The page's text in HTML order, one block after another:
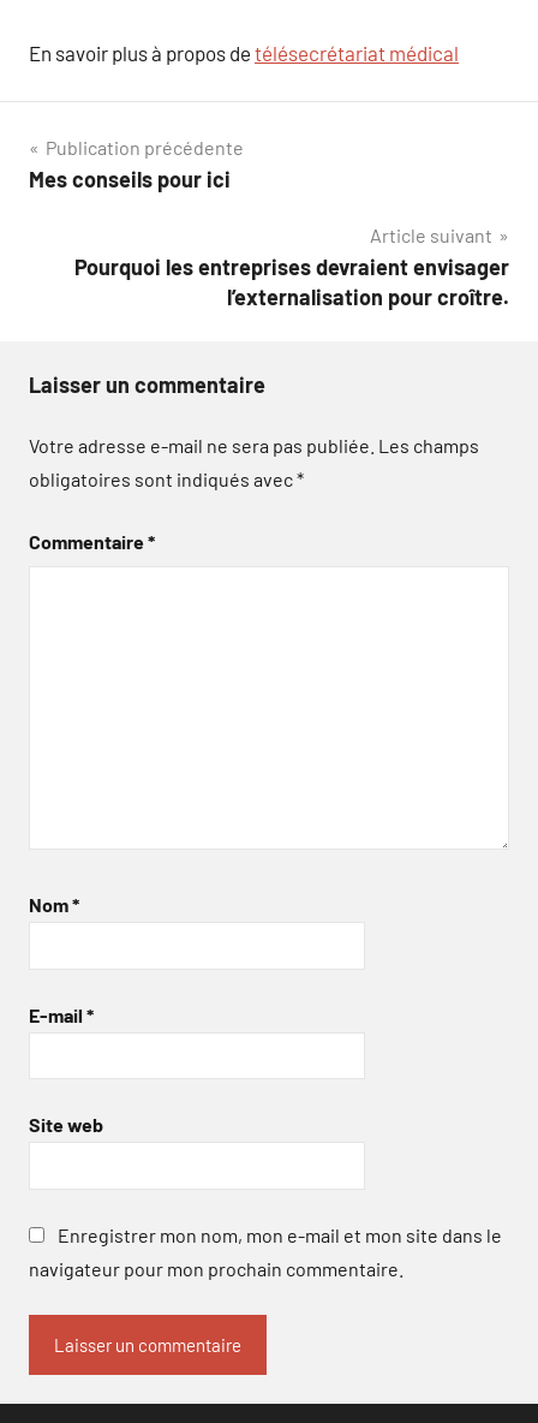
En savoir plus à propos de télésecrétariat médical
Navigation
de
Publication précédente
Mes conseils pour ici
Article suivant
Pourquoi les entreprises devraient envisager
l’externalisation pour croître.
Laisser un commentaire
Votre adresse e-mail ne sera pas publiée. Les champs
obligatoires sont indiqués avec*
Commentaire*
Nom*
E-mail *
Site web
Enregistrer mon nom, mon e-mail et mon site dans le
navigateur pour mon prochain commentaire.